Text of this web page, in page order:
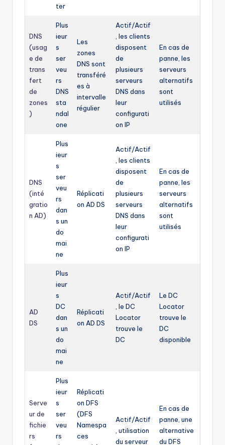
ter
DNS
(usag
e de
trans
fert
de
zones
)
Plus
ieur
s
ser
veu
rs
DNS
sta
ndal
one
Les
zones
DNS sont
transféré
es à
intervalle
régulier
Actif/Actif
, les clients
disposent
de
plusieurs
serveurs
DNS dans
leur
configurati
on IP
En cas de
panne, les
serveurs
alternatifs
sont
utilisés
DNS
(inté
gratio
n AD)
Plus
ieur
s
ser
veu
rs
dan
s un
do
mai
ne
Réplicati
on AD DS
Actif/Actif
, les clients
disposent
de
plusieurs
serveurs
DNS dans
leur
configurati
on IP
En cas de
panne, les
serveurs
alternatifs
sont
utilisés
AD
DS
Plus
ieur
s
DC
dan
s un
do
mai
ne
Réplicati
on AD DS
Actif/Actif
, le DC
Locator
trouve le
DC
Le DC
Locator
trouve le
DC
disponible
Serve
ur de
fichie
rs
Plus
ieur
s
ser
veu
rs
Réplicati
on DFS
(DFS
Namespa
ces
Actif/Actif
, utilisation
du serveur
En cas de
panne, une
alternative
du DFS